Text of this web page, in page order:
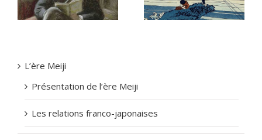
japonisme chez
Claude MONET
ISAAC
L’ère Meiji
Présentation de l’ère Meiji
Les relations franco-japonaises